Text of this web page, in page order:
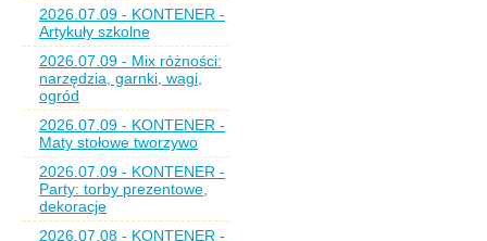
2026.07.09 - KONTENER -
Artykuły szkolne
2026.07.09 - Mix różności:
narzędzia, garnki, wagi,
ogród
2026.07.09 - KONTENER -
Maty stołowe tworzywo
2026.07.09 - KONTENER -
Party: torby prezentowe,
dekoracje
2026.07.08 - KONTENER -